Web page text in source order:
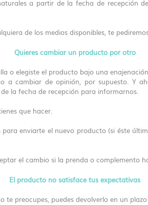
a partir de la fecha de recepción
de los medios disponibles, te
Quieres cambiar un producto por otro
o elegiste el producto bajo una
a cambiar de opinión, por supuesto. Y
la fecha de recepción para informarnos.
que hacer.
enviarte el nuevo producto (si éste
el cambio si la prenda o complemento
El producto no satisface tus expectativas
te preocupes, puedes devolverlo en un